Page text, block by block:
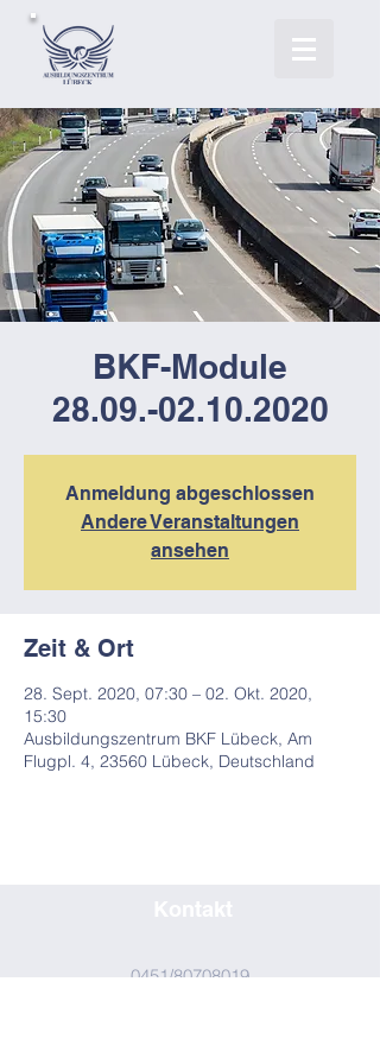
BKF-Module
28.09.-02.10.2020
Anmeldung abgeschlossen
Andere Veranstaltungen
ansehen
Zeit & Ort
28. Sept. 2020, 07:30 – 02. Okt. 2020,
15:30
Ausbildungszentrum BKF Lübeck, Am
Flugpl. 4, 23560 Lübeck, Deutschland
0451/80708019